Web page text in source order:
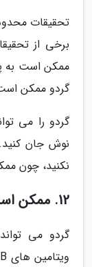
تحقیقات
برخی از
ممکن است به
گردو ممکن است
گردو را می
نوش جان
نکنید، چون
12. ممکن است پیری پوست را به تأخیر بیندازد
گردو می